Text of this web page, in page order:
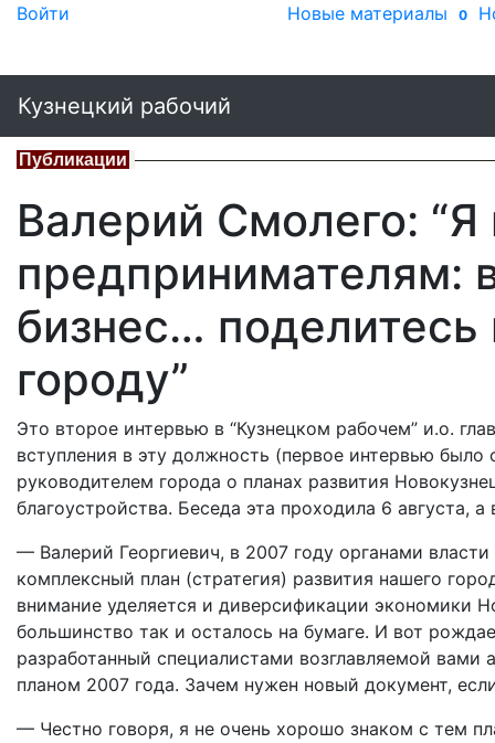
Войти Новые материалы 0
Кузнецкий рабочий
Публикации
Валерий Смолего: “Я
предпринимателям:
бизнес…
городу”
Это второе интервью в “Кузнецком рабочем” и.о.
вступления в эту должность (первое интервью
руководителем города о планах развития
благоустройства. Беседа эта проходила 6 августа,
— Валерий Георгиевич, в 2007 году органами
комплексный план (стратегия) развития нашего
внимание уделяется и диверсификации экономики
большинство так и осталось на бумаге. И вот
разработанный специалистами возглавляемой
планом 2007 года. Зачем нужен новый документ,
— Честно говоря, я не очень хорошо знаком с тем